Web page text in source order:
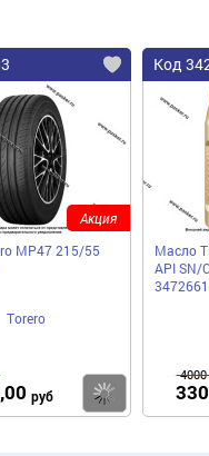
MP47 215/55
Torero
руб Купить
Акция
Код
Масло
API SN/
3472661